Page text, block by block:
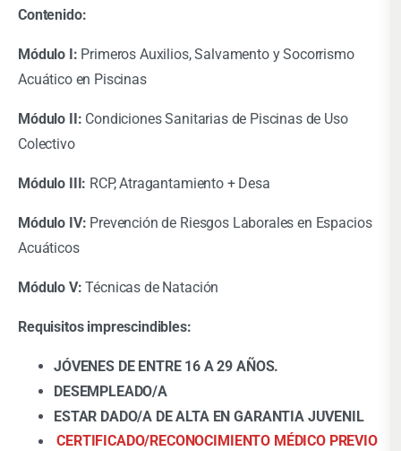
Contenido:
Módulo I: Primeros Auxilios, Salvamento y Socorrismo
Acuático en Piscinas
Módulo II: Condiciones Sanitarias de Piscinas de Uso
Colectivo
Módulo III: RCP, Atragantamiento + Desa
Módulo IV: Prevención de Riesgos Laborales en Espacios
Acuáticos
Módulo V:Técnicas de Natación
Requisitos imprescindibles:
JÓVENES DE ENTRE 16 A 29 AÑOS.
DESEMPLEADO/A
ESTAR DADO/A DE ALTA EN GARANTIA JUVENIL
CERTIFICADO/RECONOCIMIENTO MÉDICO PREVIO